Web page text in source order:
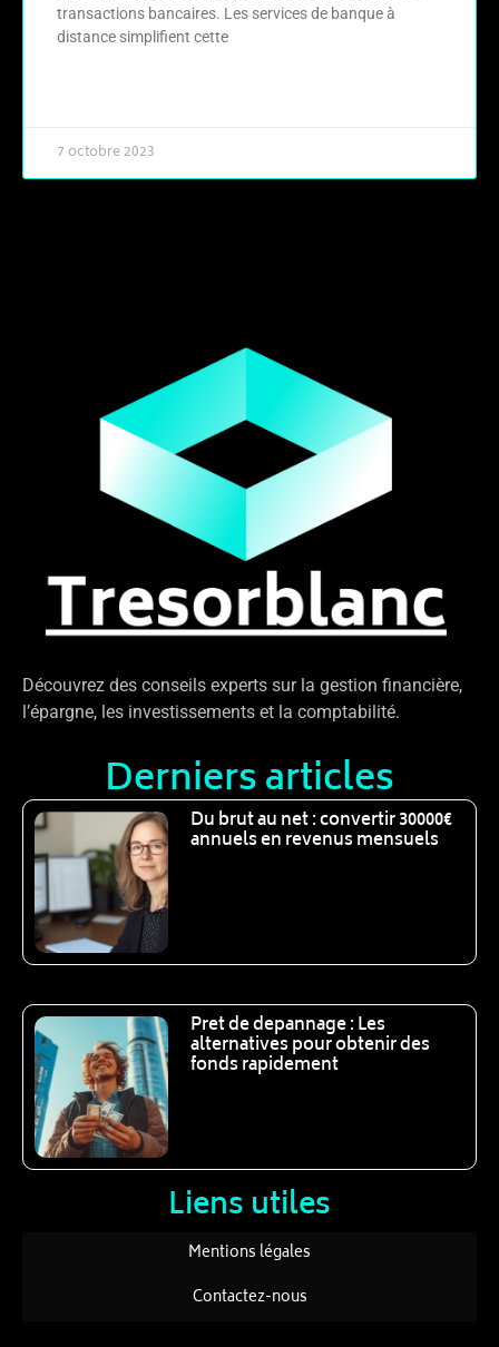
transactions bancaires. Les services de banque à
distance simplifient cette
7 octobre 2023
Découvrez des conseils experts sur la gestion financière,
l’épargne, les investissements et la comptabilité.
Derniers articles
Du brut au net : convertir 30000€
annuels en revenus mensuels
Pret de depannage : Les
alternatives pour obtenir des
fonds rapidement
Liens utiles
Mentions légales
Contactez-nous